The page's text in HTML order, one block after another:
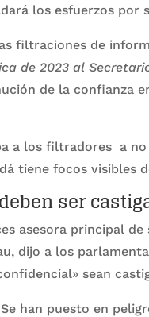
los esfuerzos por
filtraciones de
de 2023 al
de la confianza
a los filtradores a
tiene focos visibles
ser
asesora principal
dijo a los
sean
han puesto en